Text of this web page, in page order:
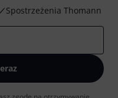
Spostrzeżenia Thomann